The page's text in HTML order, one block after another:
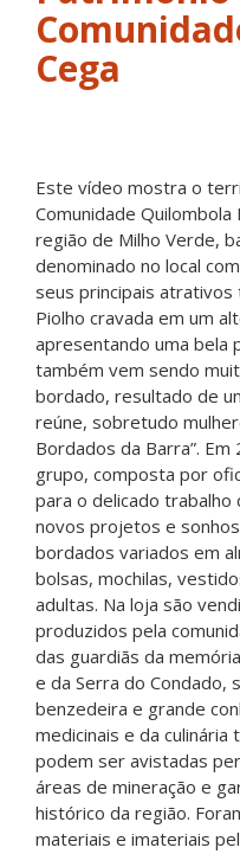
Cega
Este vídeo mostra o
Comunidade Quilombola
região de Milho Verde,
denominado no local
seus principais atrativos
Piolho cravada em um
apresentando uma bela
também vem sendo
bordado, resultado de
reúne, sobretudo
Bordados da Barra”.
grupo, composta por
para o delicado
novos projetos e
bordados variados em
bolsas, mochilas,
adultas. Na loja são
produzidos pela
das guardiãs da
e da Serra do Condado,
benzedeira e grande
medicinais e da culinária
podem ser avistadas
áreas de mineração e
histórico da região.
materiais e imateriais